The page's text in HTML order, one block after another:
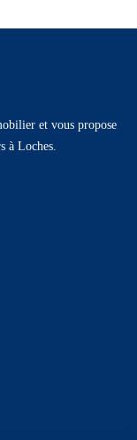
et vous propose
à Loches.